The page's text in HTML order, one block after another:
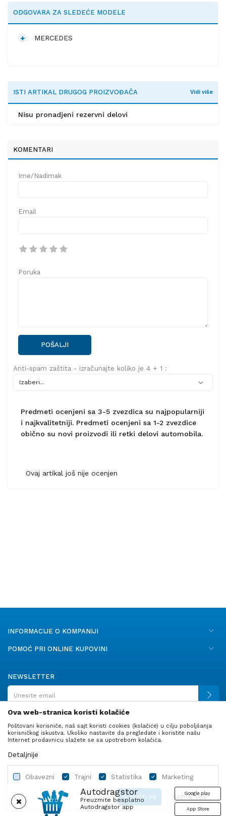
Autodragstor
Preuzmite besplatno
Autodragstor app
Google play
App Store
ODGOVARA ZA SLEDEĆE MODELE
MERCEDES
ISTI ARTIKAL DRUGOG PROIZVOĐAČA Vidi više
Nisu pronadjeni rezervni delovi
KOMENTARI
Ime/Nadimak
Email
Poruka
POŠALJI
Anti-spam zaštita - izračunajte koliko je 4 + 1 :
Predmeti ocenjeni sa 3-5 zvezdica su najpopularniji
i najkvalitetniji. Predmeti ocenjeni sa 1-2 zvezdice
obično su novi proizvodi ili retki delovi automobila.
Ovaj artikal još nije ocenjen
INFORMACIJE O KOMPANIJI
POMOĆ PRI ONLINE KUPOVINI
NEWSLETTER
PRATITE NAS
Ulje i tečnosti
Ova web-stranica koristi kolačiće
Poštovani korisniče, naš sajt koristi cookies (kolačiće) u cilju poboljšanja
korisničkog iskustva. Ukoliko nastavite da pregledate i koristite našu
Internet prodavnicu slažete se sa upotrebom kolačića.
Detaljnije
Obavezni Trajni Statistika Marketing
Saznaj više
Slažem se